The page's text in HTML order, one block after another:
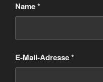
Name*
E-Mail-Adresse*